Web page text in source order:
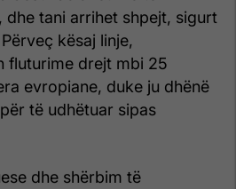
dhe tani arrihet shpejt, sigurt
kësaj linje,
fluturime drejt mbi 25
evropiane, duke ju dhënë
të udhëtuar sipas
dhe shërbim të